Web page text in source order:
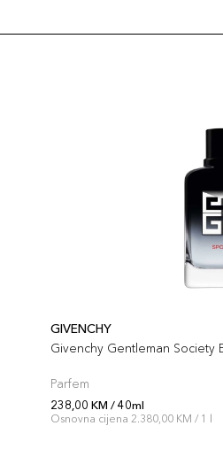
GIVENCHY
Givenchy Gentleman Society
Parfem
238,00 KM / 40ml
Osnovna cijena 2.380,00 KM / 1 l